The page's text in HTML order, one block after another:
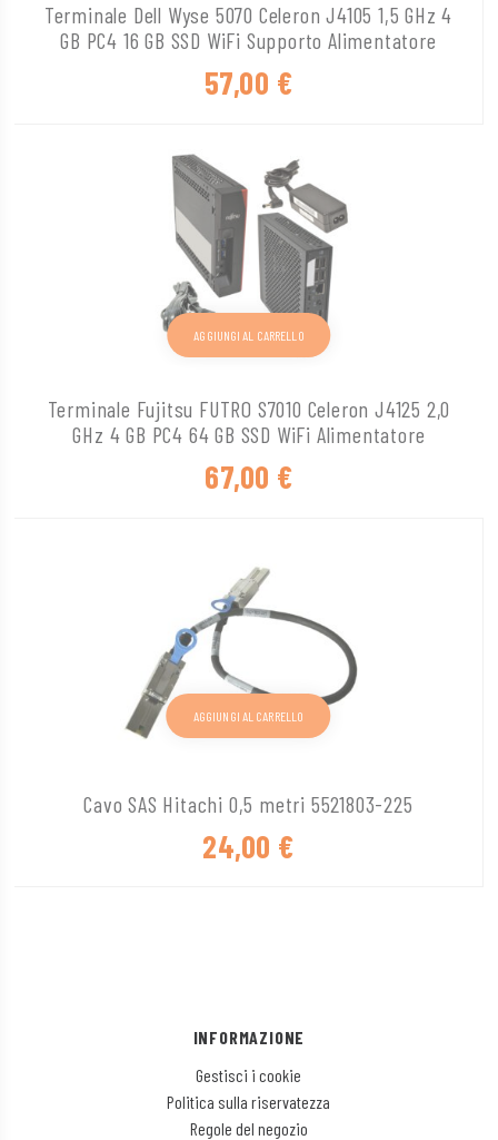
Terminale Dell Wyse 5070 Celeron J4105 1,5 GHz 4
GB PC4 16 GB SSD WiFi Supporto Alimentatore
57,00 €
Terminale Fujitsu FUTRO S7010 Celeron J4125 2,0
GHz 4 GB PC4 64 GB SSD WiFi Alimentatore
67,00 €
AGGIUNGI AL CARRELLO
Cavo SAS Hitachi 0,5 metri 5521803-225
24,00 €
AGGIUNGI AL CARRELLO
INFORMAZIONE
Gestisci i cookie
Politica sulla riservatezza
Regole del negozio